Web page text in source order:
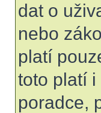
dat o
nebo
platí
toto platí
poradce,